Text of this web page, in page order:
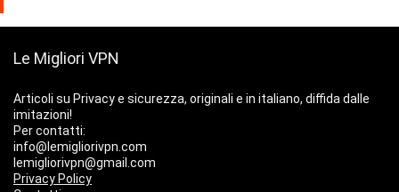
Le Migliori VPN
Articoli su Privacy e sicurezza, originali e in italiano, diffida dalle
imitazioni!
Per contatti:
info@lemigliorivpn.com
lemigliorivpn@gmail.com
Privacy Policy